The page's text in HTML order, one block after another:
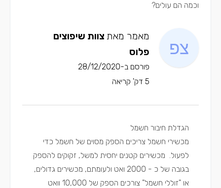
וכמה הם עולים?
מאמר מאת צוות שיפוצים
פלוס
פורסם ב-28/12/2020
5 דק' קריאה
הגדלת חיבור חשמל
מכשירי חשמל צריכים הספק מסוים של חשמל כדי
לפעול. מכשירים קטנים יחסית למשל, זקוקים להספק
בגובה של כ - 2000 ואט ולעומתם, מכשירים גדולים,
או "זוללי חשמל" צורכים הספק של 10,000 וואט